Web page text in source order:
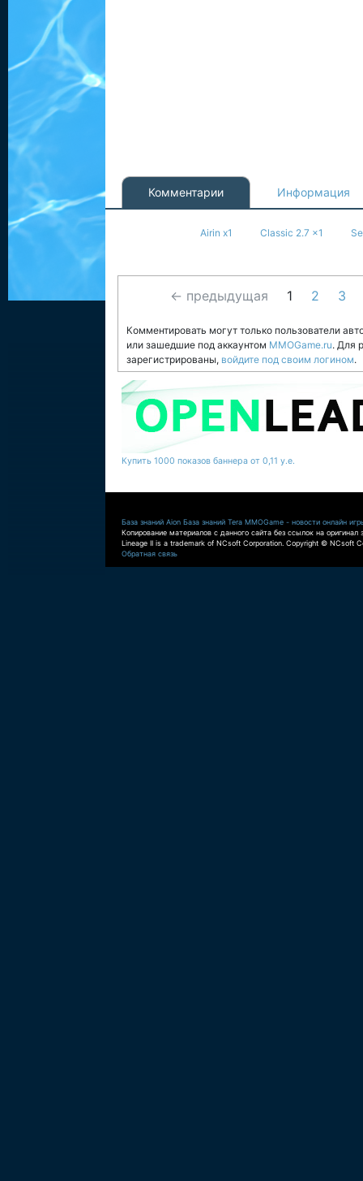
Комментарии Информация
Airin x1 Classic 2.7 x1
← предыдущая 1 2 3
Комментировать могут только пользователи
или зашедшие под аккаунтом MMOGame.ru. Для
зарегистрированы, войдите под своим логином.
Купить 1000 показов баннера от 0,11 у.е.
База знаний Aion База знаний Tera MMOGame - новости онлайн
Копирование материалов с данного сайта без ссылок на оригинал
Lineage II is a trademark of NCsoft Corporation. Copyright © NCsoft
Обратная связь